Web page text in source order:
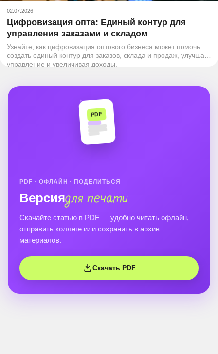
02.07.2026
Цифровизация опта: Единый контур для
управления заказами и складом
Узнайте, как цифровизация оптового бизнеса может помочь
создать единый контур для заказов, склада и продаж, улучшая
управление и увеличивая доходы.
PDF · ОФЛАЙН · ПОДЕЛИТЬСЯ
Версиядля печати
Скачайте статью в PDF — удобно читать офлайн,
отправить коллеге или сохранить в архив
материалов.
Скачать PDF
PDF